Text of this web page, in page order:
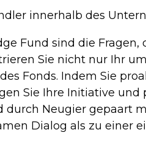
innerhalb des
Fund sind die
Sie nicht nur Ihr
Fonds. Indem Sie
Sie Ihre Initiative
durch Neugier gepaart
Dialog als zu einer